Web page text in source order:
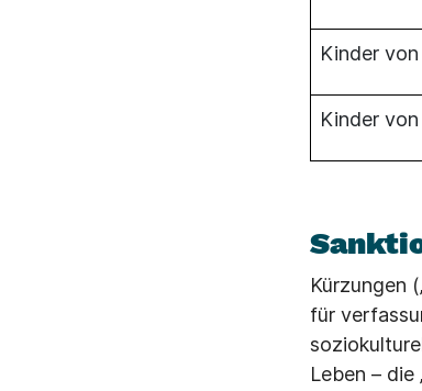
Kinder
Kinder
Kürzungen
für
Leben –